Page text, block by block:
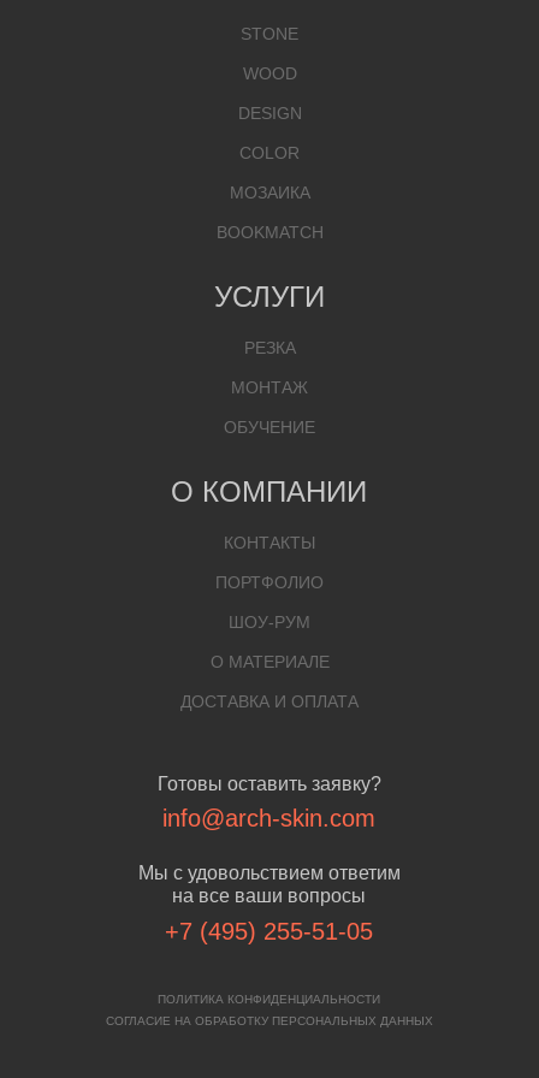
Готовы оставить заявку?
info@arch-skin.com
Мы с удовольствием ответим
на все ваши вопросы
+7 (495) 255-51-05
ПОЛИТИКА КОНФИДЕНЦИАЛЬНОСТИ
СОГЛАСИЕ НА ОБРАБОТКУ ПЕРСОНАЛЬНЫХ ДАННЫХ
STONE
WOOD
DESIGN
COLOR
МОЗАИКА
BOOKMATCH
УСЛУГИ
РЕЗКА
МОНТАЖ
ОБУЧЕНИЕ
О КОМПАНИИ
КОНТАКТЫ
ПОРТФОЛИО
ШОУ-РУМ
О МАТЕРИАЛЕ
ДОСТАВКА И ОПЛАТА